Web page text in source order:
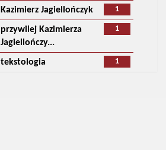
1
Kazimierz Jagiellończyk
1
przywilej Kazimierza
Jagiellończy...
1
tekstologia